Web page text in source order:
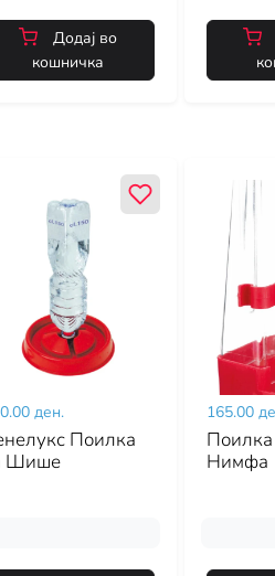
Додај во
кошничка
ден.
Поилка
Шише
165.00
Нимфа